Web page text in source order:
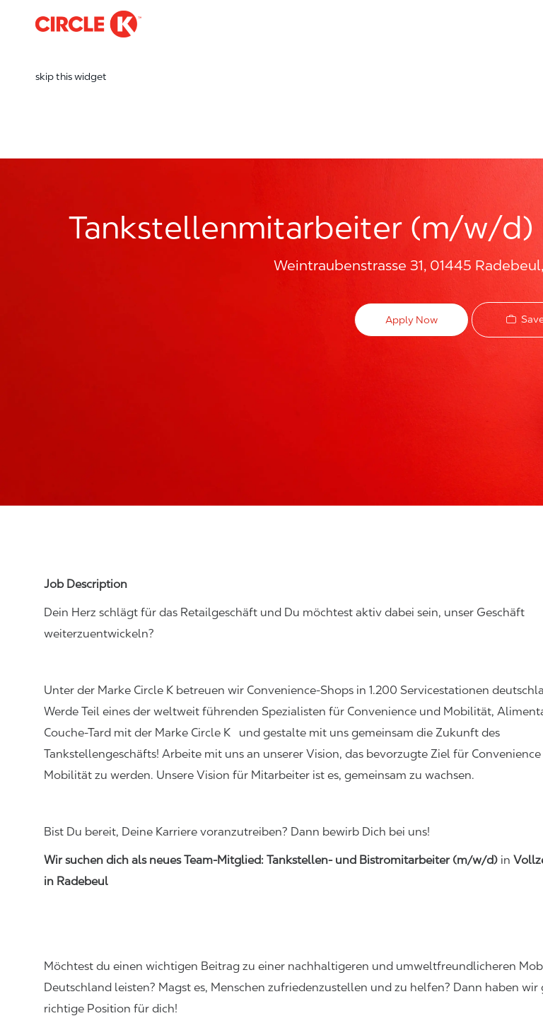
skip this widget
Tankstellenmitarbeiter (m/w/d)
Weintraubenstrasse 31, 01445
Apply Now
Job Description
Dein Herz schlägt für das Retailgeschäft und Du möchtest aktiv dabei sein, unser Geschäft
weiterzuentwickeln?
Unter der Marke Circle K betreuen wir Convenience-Shops in 1.200 Servicestationen
Werde Teil eines der weltweit führenden Spezialisten für Convenience und Mobilität,
Couche-Tard mit der Marke Circle K und gestalte mit uns gemeinsam die Zukunft des
Tankstellengeschäfts! Arbeite mit uns an unserer Vision, das bevorzugte Ziel für Convenience
Mobilität zu werden. Unsere Vision für Mitarbeiter ist es, gemeinsam zu wachsen.
Bist Du bereit, Deine Karriere voranzutreiben? Dann bewirb Dich bei uns!
Wir suchen dich als neues Team-Mitglied: Tankstellen- und Bistromitarbeiter (m/w/d) in
in Radebeul
Möchtest du einen wichtigen Beitrag zu einer nachhaltigeren und umweltfreundlicheren
Deutschland leisten? Magst es, Menschen zufriedenzustellen und zu helfen? Dann haben wir
richtige Position für dich!